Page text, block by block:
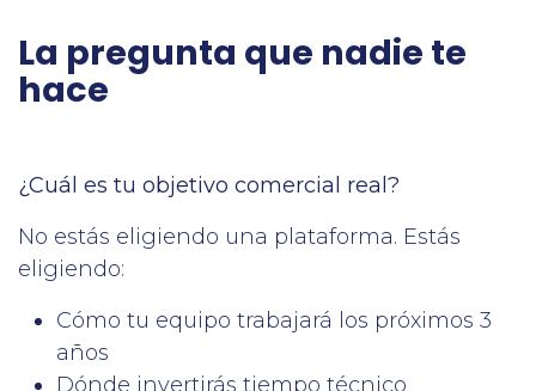
La pregunta que nadie te
hace
¿Cuál es tu objetivo comercial real?
No estás eligiendo una plataforma. Estás
eligiendo:
Cómo tu equipo trabajará los próximos 3
años
Dónde invertirás tiempo técnico